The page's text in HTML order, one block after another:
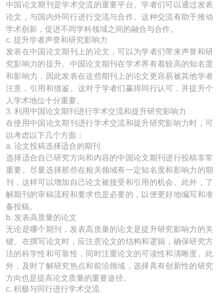
中国论文期刊是学术交流的重要平台。学者们可以通过发表
论文，与国内外同行进行交流与合作。这种交流有助于推动
学术创新，促进不同学科领域之间的融合与合作。
c. 提升学者声誉和研究影响力
发表在中国论文期刊上的论文，可以为学者们带来声誉和研
究影响力的提升。中国论文期刊在学术界有着较高的知名度
和影响力，因此发表在这些期刊上的论文更容易被其他学者
注意，引用和借鉴。这对于学者们赢得同行认可，并提升个
人学术地位十分重要。
3. 利用中国论文期刊进行学术交流和提升研究影响力
在使用中国论文期刊进行学术交流和提升研究影响力时，可
以考虑以下几个方面：
a. 论文投稿选择适合的期刊
选择适合自己研究方向和内容的中国论文期刊进行投稿非常
重要。尽量选择那些在相关领域有一定知名度和影响力的期
刊，这样可以增加自己论文被接受和引用的机会。此外，了
解期刊的审稿流程和要求也是必要的，以便更好地编写和准
备投稿。
b. 发表高质量的论文
无论是哪个期刊，发表高质量的论文是提升研究影响力的关
键。在撰写论文时，应注意论文的结构和逻辑，确保研究方
法的科学性和可靠性，同时注重论文的可读性和清晰度。此
外，及时了解研究热点和前沿领域，选择具有创新性的研究
方向也是提高论文质量的重要途径。
c. 积极与同行进行学术交流